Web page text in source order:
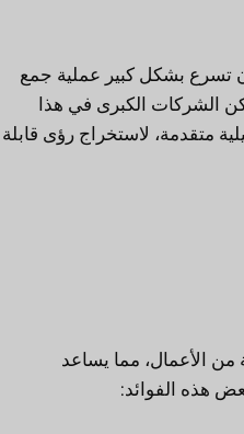
تسرع بشكل كبير عملية جمع
الشركات الكبرى في هذا
متقدمة، لاستخراج رؤى قابلة
من الأعمال، مما يساعد
هذه الفوائد: